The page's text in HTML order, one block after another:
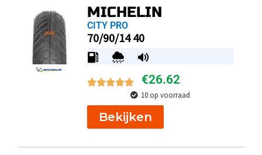
MICHELIN
CITY PRO
70/90/14 40
€26.62
10 op voorraad
Bekijken